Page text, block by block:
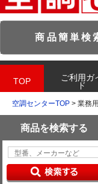
空調センターTOP > 業務